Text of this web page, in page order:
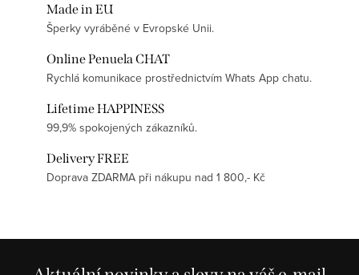
Made in EU
Šperky vyráběné v Evropské Unii.
Online Penuela CHAT
Rychlá komunikace prostřednictvím Whats App chatu.
Lifetime HAPPINESS
99,9% spokojených zákazníků.
Delivery FREE
Doprava ZDARMA při nákupu nad 1 800,- Kč